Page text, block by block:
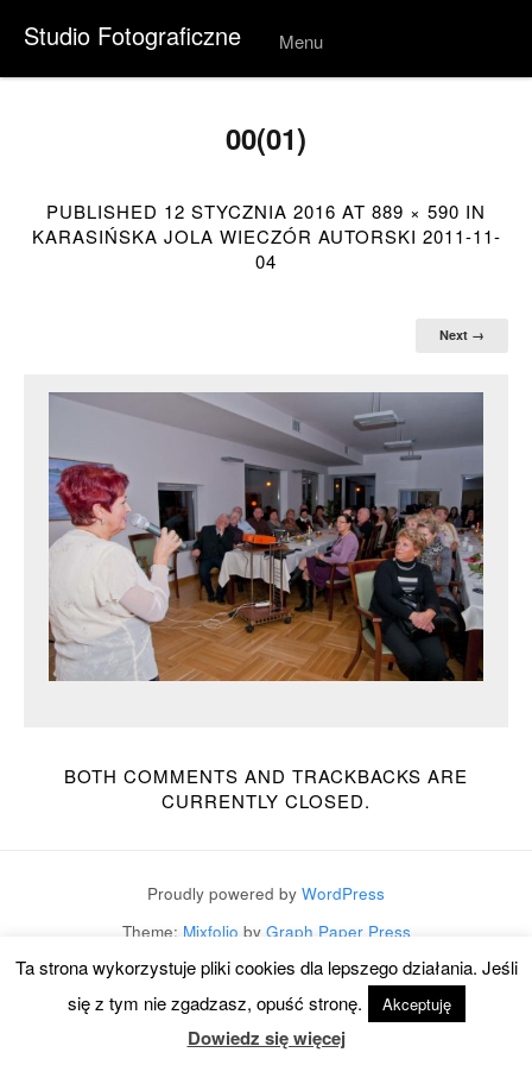
Studio Fotograficzne Menu
Skip to
00(01)
PUBLISHED 12 STYCZNIA 2016 AT 889 × 590 IN
KARASIŃSKA JOLA WIECZÓR AUTORSKI 2011-11-
04
Next →
BOTH COMMENTS AND TRACKBACKS ARE
CURRENTLY CLOSED.
Proudly powered by WordPress
Theme: Mixfolio by Graph Paper Press
Ta strona wykorzystuje pliki cookies dla lepszego działania. Jeśli
się z tym nie zgadzasz, opuść stronę.
Akceptuję
Dowiedz się więcej